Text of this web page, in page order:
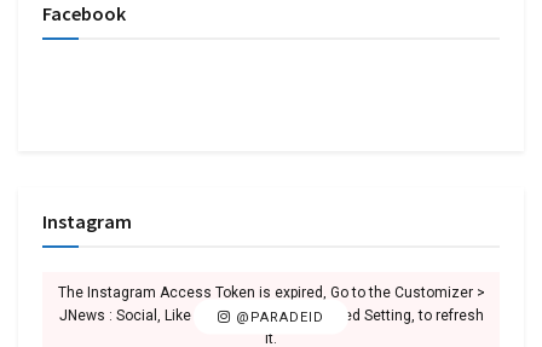
Facebook
Instagram
@PARADEID
The Instagram Access Token is expired, Go to the Customizer >
JNews : Social, Like & View > Instagram Feed Setting, to refresh
it.